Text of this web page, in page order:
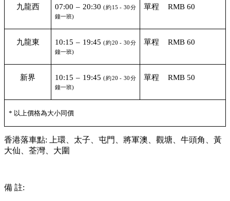
九龍西 07:00 – 20:30(約15 - 30分
鐘一班)
單程 RMB 60
九龍東 10:15 – 19:45(約20 - 30分
鐘一班)
單程 RMB 60
新界 10:15 – 19:45(約20 - 30分
鐘一班)
單程 RMB 50
* 以上價格為大小同價
香港落車點:
上環、太子、屯門、將軍澳、觀塘、牛頭角、黃
大仙、荃灣、大圍
備 註: